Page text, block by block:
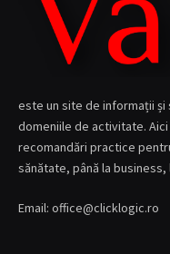
este un site de informații
domeniile de activitate.
recomandări practice
sănătate, până la
Email: office@clicklogic.ro